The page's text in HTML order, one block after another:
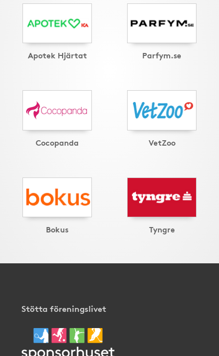
Apotek Hjärtat Parfym.se
Cocopanda VetZoo
Bokus Tyngre
Stötta föreningslivet